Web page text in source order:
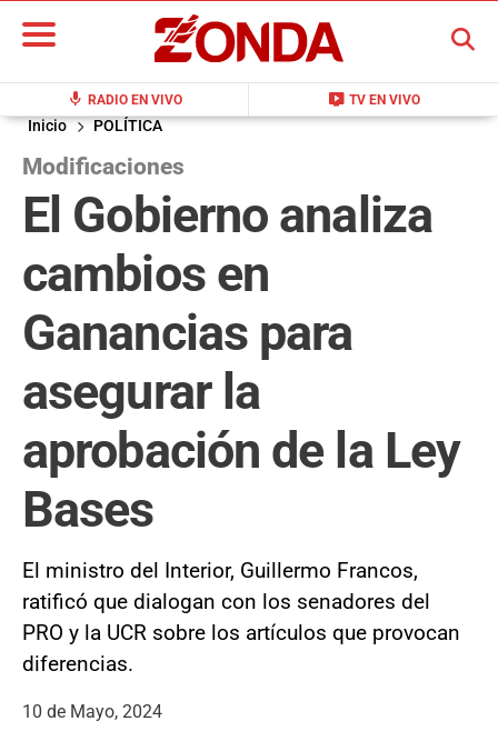
mic RADIO EN VIVO live_tv TV EN VIVO
BUSCAR
Inicio POLÍTICA
Modificaciones
El Gobierno analiza
cambios en
Ganancias para
asegurar la
aprobación de la Ley
Bases
El ministro del Interior, Guillermo Francos,
ratificó que dialogan con los senadores del
PRO y la UCR sobre los artículos que provocan
diferencias.
10 de Mayo, 2024